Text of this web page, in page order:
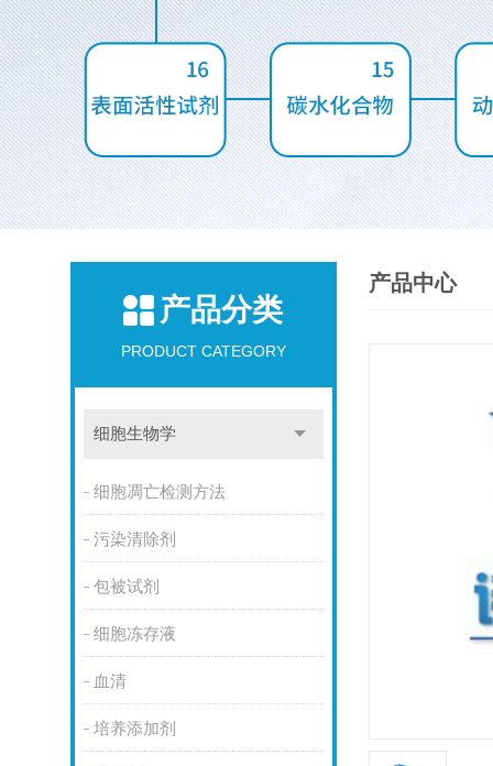
产品分类
PRODUCT CATEGORY
细胞生物学
细胞凋亡检测方法
污染清除剂
包被试剂
细胞冻存液
血清
培养添加剂
产品中心